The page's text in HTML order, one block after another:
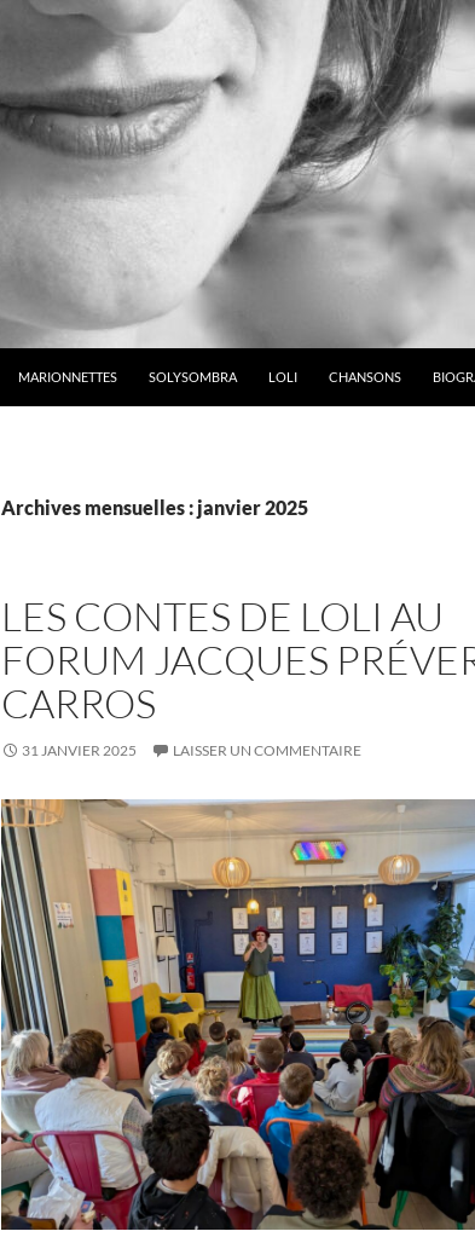
MARIONNETTES SOLYSOMBRA LOLI CHANSONS
Archives mensuelles : janvier 2025
LES CONTES DE LOLI AU
FORUM JACQUES
CARROS
31 JANVIER 2025 LAISSER UN COMMENTAIRE